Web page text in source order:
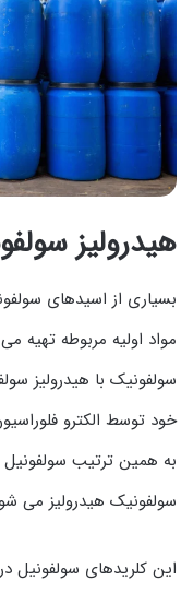
هیدرولیز
بسیاری از اسیدهای
مواد اولیه مربوطه تهیه
سولفونیک با هیدرولیز
خود توسط الکترو
به همین ترتیب سولفونیل
سولفونیک هیدرولیز می
این کلریدهای سولفونیل